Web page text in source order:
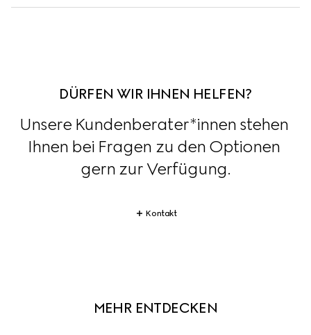
DÜRFEN WIR IHNEN HELFEN?
Unsere Kundenberater*innen stehen
Ihnen bei Fragen zu den Optionen
gern zur Verfügung.
Kontakt
MEHR ENTDECKEN